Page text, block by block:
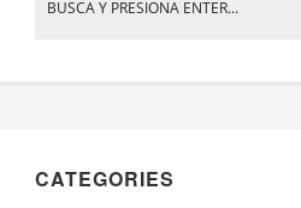
CATEGORIES